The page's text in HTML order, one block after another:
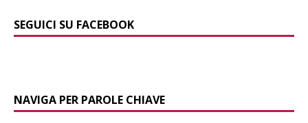
SEGUICI SU FACEBOOK
NAVIGA PER PAROLE CHIAVE